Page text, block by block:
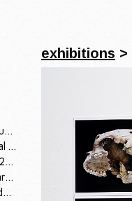
HIC SITUS EST Qo. En Fuera de lugar, Las Francesas. Valladolid, 2023.
La huella silente. Arrabal de Portillo (Valladolid). 2022.
De alfares y alfareros. 2021
La vida de los otros, para Memoria, espacio íntimo. 2019
Prospección. Trabajo de Campo. 2019 CAREX (Atapuerca, Burgos)
exhibitions >